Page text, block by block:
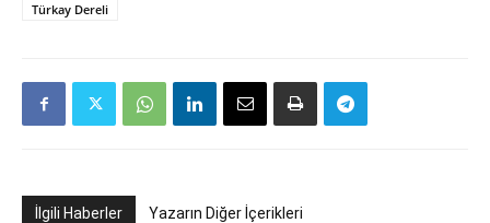
Türkay Dereli
İlgili Haberler Yazarın Diğer İçerikleri